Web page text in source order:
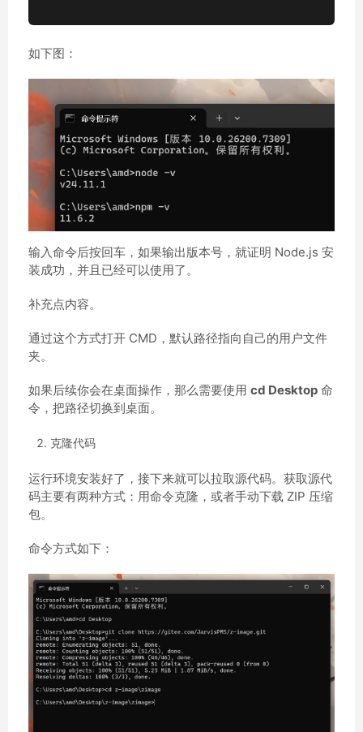
如下图：
输入命令后按回车，如果输出版本号，就证明 Node.js 安
装成功，并且已经可以使用了。
补充点内容。
通过这个方式打开 CMD，默认路径指向自己的用户文件
夹。
如果后续你会在桌面操作，那么需要使用 cd Desktop 命
令，把路径切换到桌面。
克隆代码
运行环境安装好了，接下来就可以拉取源代码。获取源代
码主要有两种方式：用命令克隆，或者手动下载 ZIP 压缩
包。
命令方式如下：